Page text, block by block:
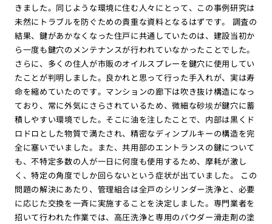
きました。同じような環境に住む人々にとって、この事例研究は
未然にトラブルを防ぐための貴重な資料となるはずです。 調査の
結果、鍵があかなくなった住戸に共通していたのは、建設当初か
ら一度も鍵穴のメンテナンスが行われていなかったことでした。
さらに、多くの住人が市販のオイルスプレーを鍵穴に使用してい
たことが判明しました。良かれと思って行った手入れが、実は寿
命を縮めていたのです。マンションの廊下は吹き抜け構造になっ
ており、常に外気にさらされているため、微細な砂埃が鍵穴に蓄
積しやすい環境でした。そこに油を注したことで、内部は黒くド
ロドロとした物質で満たされ、精密なディンプルキーの構造を完
全に塞いでいました。また、共用部のエントランスの鍵について
も、不特定多数の人が一日に何度も使用するため、摩耗が激し
く、特定の角度でしか回らないという症状が出ていました。 この
問題の解決にあたり、管理組合は全戸のシリンダー洗浄と、必要
に応じた交換を一斉に実施することを決定しました。専門業者を
招いて行われた作業では、高圧洗浄と専用のパウダー滑走剤の塗